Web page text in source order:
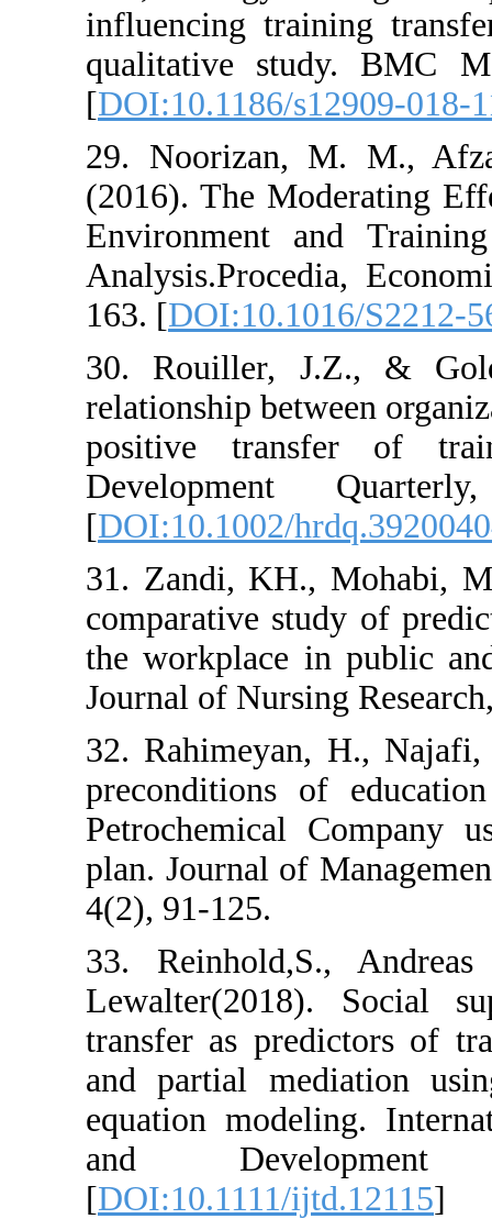
influencing
qualitative
[DOI:10.1186/
29. Noorizan,
(2016). The
Environment
163. [
30. Rouiller,
relationship
positive
[DOI:10.1002/
31. Zandi,
comparative
the workplace
Journal of
32.
preconditions
Petrochemical
plan. Journal of
4(2), 91-125.
33.
transfer as
and partial
equation
and
[DOI:10.1111/